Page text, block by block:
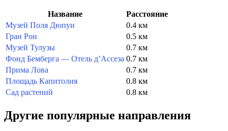
Название
Расстояние
Музей Поля Дюпуи
0.4 км
Гран Рон
0.5 км
Музей Тулузы
0.7 км
Фонд Бемберга — Отель д’Ассеза 0.7 км
Прима Лова
0.7 км
Площадь Капитолия
0.8 км
Сад растений
0.8 км
Другие популярные направления